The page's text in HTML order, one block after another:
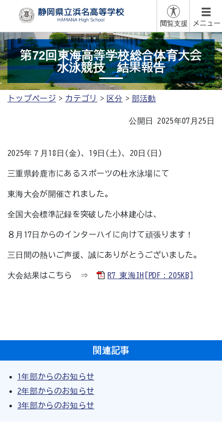
閲覧支援 メニュー
第72回東海高等学校総合体育大会
水泳競技 結果報告
トップページ カテゴリ 区分 部活動
公開日 2025年07月25日
2025年７月18日(金)、19日(土)、20日(日)
三重県鈴鹿市にあるスポーツの杜水泳場にて
東海大会が開催されました。
全国大会標準記録を突破した小林建心は、
８月17日からのインターハイに向けて頑張ります！
三日間の熱いご声援、誠にありがとうございました。
大会結果はこちら ⇒ R7 東海IH[PDF：205KB]
関連記事
1年部からのお知らせ
2年部からのお知らせ
3年部からのお知らせ